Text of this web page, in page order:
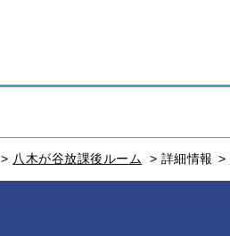
> 八木が谷放課後ルーム > 詳細情報 >